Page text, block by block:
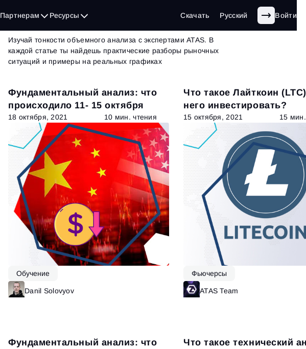
Партнерам Ресурсы Скачать Русский Войти
Блог| страница 17 из 62
Изучай тонкости объемного анализа с экспертами ATAS. В
каждой статье ты найдешь практические разборы рыночных
ситуаций и примеры на реальных графиках
Фундаментальный анализ: что
происходило 11- 15 октября
18 октября, 2021 10 мин. чтения
Обучение
Danil Solovyov
Что такое Лайткоин
него инвестировать?
15 октября, 2021 15
Фьючерсы
ATAS Team
Фундаментальный анализ: что
Что такое технический